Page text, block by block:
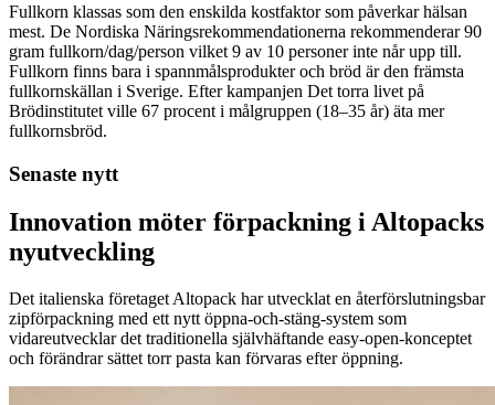
Fullkorn klassas som den enskilda kostfaktor som påverkar hälsan
mest. De Nordiska Näringsrekommendationerna rekommenderar 90
gram fullkorn/dag/person vilket 9 av 10 personer inte når upp till.
Fullkorn finns bara i spannmålsprodukter och bröd är den främsta
fullkornskällan i Sverige. Efter kampanjen Det torra livet på
Brödinstitutet ville 67 procent i målgruppen (18–35 år) äta mer
fullkornsbröd.
Senaste nytt
Innovation möter förpackning i Altopacks
nyutveckling
Det italienska företaget Altopack har utvecklat en återförslutningsbar
zipförpackning med ett nytt öppna-och-stäng-system som
vidareutvecklar det traditionella självhäftande easy-open-konceptet
och förändrar sättet torr pasta kan förvaras efter öppning.